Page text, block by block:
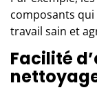
composants
travail sain et
Facilité